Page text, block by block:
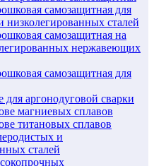
самозащитная для
низколегированных сталей
самозащитная на
нержавеющих
самозащитная для
аргонодуговой сварки
магниевых сплавов
титановых сплавов
и
сталей